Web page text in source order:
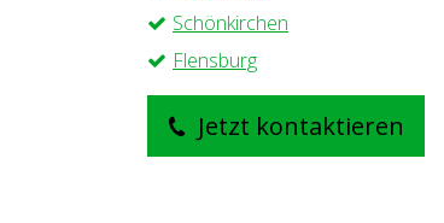
Schönkirchen
Flensburg
Jetzt kontaktieren